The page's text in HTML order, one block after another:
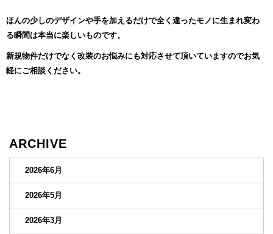
ほんの少しのデザインや手を加えるだけで全く違ったモノに生まれ変わ
る瞬間は本当に楽しいものです。
新規物件だけでなく改装のお悩みにも対応させて頂いていますのでお気
軽にご相談ください。
ARCHIVE
2026年6月
2026年5月
2026年3月